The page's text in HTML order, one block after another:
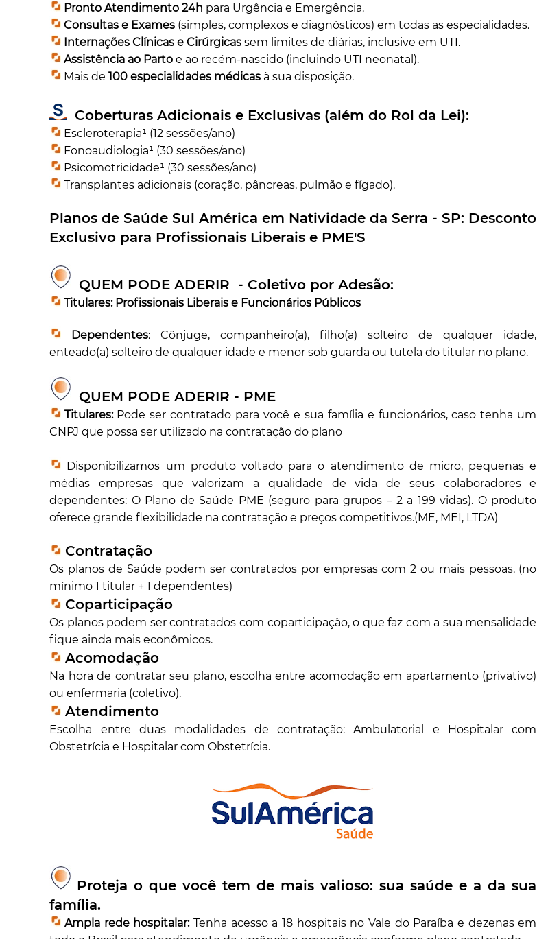
Pronto Atendimento 24h para Urgência e Emergência.
Consultas e Exames (simples, complexos e diagnósticos) em todas as especialidades.
Internações Clínicas e Cirúrgicas sem limites de diárias, inclusive em UTI.
Assistência ao Parto e ao recém-nascido (incluindo UTI neonatal).
Mais de100 especialidades médicas à sua disposição.
Coberturas Adicionais e Exclusivas (além do Rol da Lei):
Escleroterapia¹ (12 sessões/ano)
Fonoaudiologia¹ (30 sessões/ano)
Psicomotricidade¹ (30 sessões/ano)
Transplantes adicionais (coração, pâncreas, pulmão e fígado).
Planos de Saúde Sul América em Natividade da Serra - SP: Desconto
Exclusivo para Profissionais Liberais e PME'S
QUEM PODE ADERIR - Coletivo por Adesão:
Titulares: Profissionais Liberais e Funcionários Públicos
Dependentes: Cônjuge, companheiro(a), filho(a) solteiro de qualquer idade,
enteado(a) solteiro de qualquer idade e menor sob guarda ou tutela do titular no plano.
QUEM PODE ADERIR - PME
Titulares: Pode ser contratado para você e sua família e funcionários, caso tenha um
CNPJ que possa ser utilizado na contratação do plano
Disponibilizamos um produto voltado para o atendimento de micro, pequenas e
médias empresas que valorizam a qualidade de vida de seus colaboradores e
dependentes: O Plano de Saúde PME (seguro para grupos – 2 a 199 vidas). O produto
oferece grande flexibilidade na contratação e preços competitivos.(ME, MEI, LTDA)
Contratação
Os planos de Saúde podem ser contratados por empresas com 2 ou mais pessoas. (no
mínimo 1 titular + 1 dependentes)
Coparticipação
Os planos podem ser contratados com coparticipação, o que faz com a sua mensalidade
fique ainda mais econômicos.
Acomodação
Na hora de contratar seu plano, escolha entre acomodação em apartamento (privativo)
ou enfermaria (coletivo).
Atendimento
Escolha entre duas modalidades de contratação: Ambulatorial e Hospitalar com
Obstetrícia e Hospitalar com Obstetrícia.
Proteja o que você tem de mais valioso: sua saúde e a da sua
família.
Ampla rede hospitalar:Tenha acesso a 18 hospitais no Vale do Paraíba e dezenas em